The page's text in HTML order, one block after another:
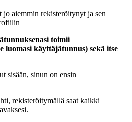
jo aiemmin rekisteröitynyt ja sen
toimii
luomasi käyttäjätunnus) sekä itse
sisään, sinun on ensin
rekisteröitymällä saat kaikki